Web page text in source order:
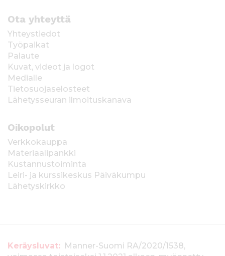
Ota yhteyttä
Yhteystiedot
Työpaikat
Palaute
Kuvat, videot ja logot
Medialle
Tietosuojaselosteet
Lähetysseuran ilmoituskanava
Oikopolut
Verkkokauppa
Materiaalipankki
Kustannustoiminta
Leiri- ja kurssikeskus Päiväkumpu
Lähetyskirkko
T
Keräysluvat: Manner-Suomi RA/2020/1538,